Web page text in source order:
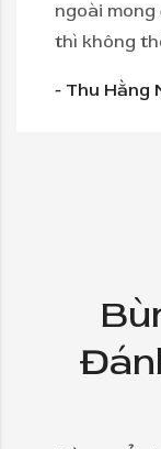
ngoài mong
thì không
- Thu Hằng